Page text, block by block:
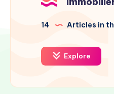
14 Articles in
Explore